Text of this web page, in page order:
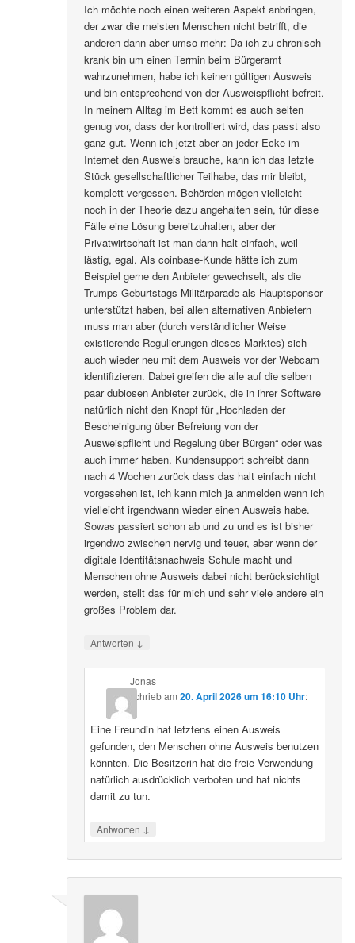
Ich möchte noch einen weiteren Aspekt anbringen,
der zwar die meisten Menschen nicht betrifft, die
anderen dann aber umso mehr: Da ich zu chronisch
krank bin um einen Termin beim Bürgeramt
wahrzunehmen, habe ich keinen gültigen Ausweis
und bin entsprechend von der Ausweispflicht befreit.
In meinem Alltag im Bett kommt es auch selten
genug vor, dass der kontrolliert wird, das passt also
ganz gut. Wenn ich jetzt aber an jeder Ecke im
Internet den Ausweis brauche, kann ich das letzte
Stück gesellschaftlicher Teilhabe, das mir bleibt,
komplett vergessen. Behörden mögen vielleicht
noch in der Theorie dazu angehalten sein, für diese
Fälle eine Lösung bereitzuhalten, aber der
Privatwirtschaft ist man dann halt einfach, weil
lästig, egal. Als coinbase-Kunde hätte ich zum
Beispiel gerne den Anbieter gewechselt, als die
Trumps Geburtstags-Militärparade als Hauptsponsor
unterstützt haben, bei allen alternativen Anbietern
muss man aber (durch verständlicher Weise
existierende Regulierungen dieses Marktes) sich
auch wieder neu mit dem Ausweis vor der Webcam
identifizieren. Dabei greifen die alle auf die selben
paar dubiosen Anbieter zurück, die in ihrer Software
natürlich nicht den Knopf für „Hochladen der
Bescheinigung über Befreiung von der
Ausweispflicht und Regelung über Bürgen“ oder was
auch immer haben. Kundensupport schreibt dann
nach 4 Wochen zurück dass das halt einfach nicht
vorgesehen ist, ich kann mich ja anmelden wenn ich
vielleicht irgendwann wieder einen Ausweis habe.
Sowas passiert schon ab und zu und es ist bisher
irgendwo zwischen nervig und teuer, aber wenn der
digitale Identitätsnachweis Schule macht und
Menschen ohne Ausweis dabei nicht berücksichtigt
werden, stellt das für mich und sehr viele andere ein
großes Problem dar.
Antworten ↓
Jonas
schriebam 20. April 2026 um 16:10 Uhr:
Eine Freundin hat letztens einen Ausweis
gefunden, den Menschen ohne Ausweis benutzen
könnten. Die Besitzerin hat die freie Verwendung
natürlich ausdrücklich verboten und hat nichts
damit zu tun.
Antworten ↓